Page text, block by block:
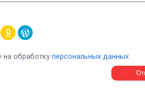
на обработку персональных данных